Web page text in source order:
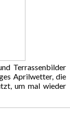
Terrassenbilder
Aprilwetter, die
um mal wieder